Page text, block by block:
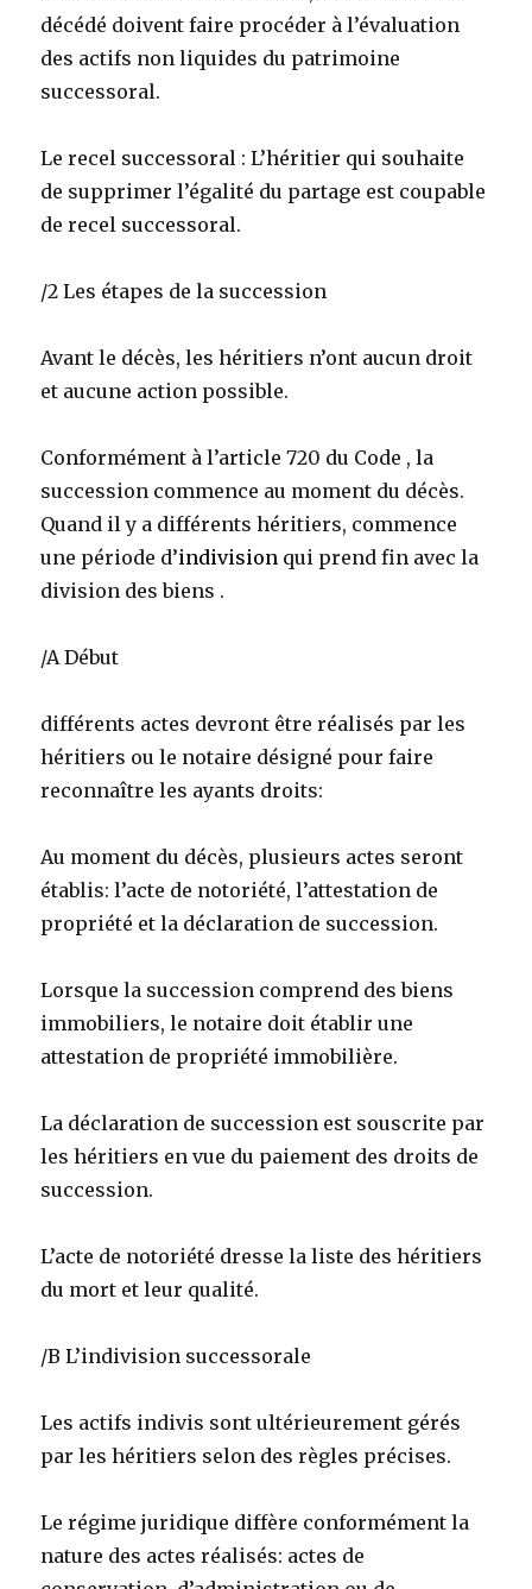
décédé doivent faire procéder à l’évaluation
des actifs non liquides du patrimoine
successoral.
Le recel successoral : L’héritier qui souhaite
de supprimer l’égalité du partage est coupable
de recel successoral.
/2 Les étapes de la succession
Avant le décès, les héritiers n’ont aucun droit
et aucune action possible.
Conformément à l’article 720 du Code , la
succession commence au moment du décès.
Quand il y a différents héritiers, commence
une période d’indivision qui prend fin avec la
division des biens .
/A Début
différents actes devront être réalisés par les
héritiers ou le notaire désigné pour faire
reconnaître les ayants droits:
Au moment du décès, plusieurs actes seront
établis: l’acte de notoriété, l’attestation de
propriété et la déclaration de succession.
Lorsque la succession comprend des biens
immobiliers, le notaire doit établir une
attestation de propriété immobilière.
La déclaration de succession est souscrite par
les héritiers en vue du paiement des droits de
succession.
L’acte de notoriété dresse la liste des héritiers
du mort et leur qualité.
/B L’indivision successorale
Les actifs indivis sont ultérieurement gérés
par les héritiers selon des règles précises.
Le régime juridique diffère conformément la
nature des actes réalisés: actes de